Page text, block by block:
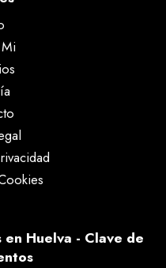
Huelva - Clave de